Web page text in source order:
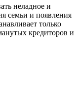
неладное и
семьи и появления
только
кредиторов и